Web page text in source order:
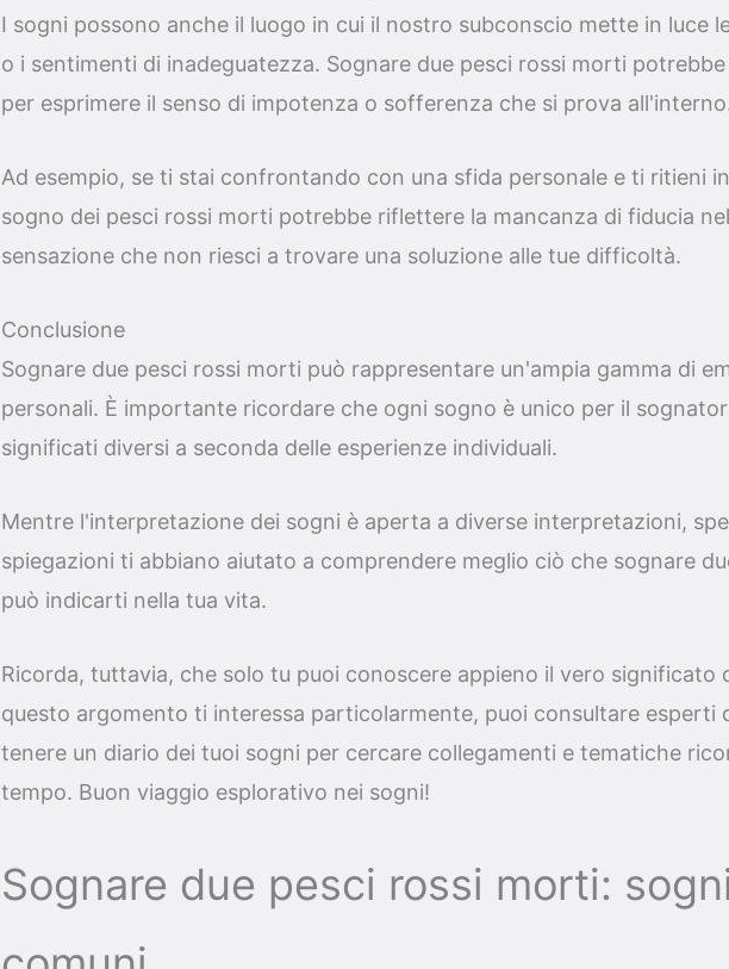
I sogni possono anche il luogo in cui il nostro subconscio mette in luce
o i sentimenti di inadeguatezza. Sognare due pesci rossi morti
per esprimere il senso di impotenza o sofferenza che si prova
Ad esempio, se ti stai confrontando con una sfida personale e ti ritieni
sogno dei pesci rossi morti potrebbe riflettere la mancanza di fiducia
sensazione che non riesci a trovare una soluzione alle tue difficoltà.
Conclusione
Sognare due pesci rossi morti può rappresentare un'ampia gamma di
personali. È importante ricordare che ogni sogno è unico per il
significati diversi a seconda delle esperienze individuali.
Mentre l'interpretazione dei sogni è aperta a diverse interpretazioni,
spiegazioni ti abbiano aiutato a comprendere meglio ciò che sognare
può indicarti nella tua vita.
Ricorda, tuttavia, che solo tu puoi conoscere appieno il vero significato
questo argomento ti interessa particolarmente, puoi consultare esperti
tenere un diario dei tuoi sogni per cercare collegamenti e tematiche
tempo. Buon viaggio esplorativo nei sogni!
Sognare due pesci rossi morti: